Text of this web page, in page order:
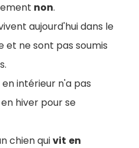
non.
aujourd'hui dans le
ne sont pas soumis
intérieur n'a pas
hiver pour se
chien quivit en